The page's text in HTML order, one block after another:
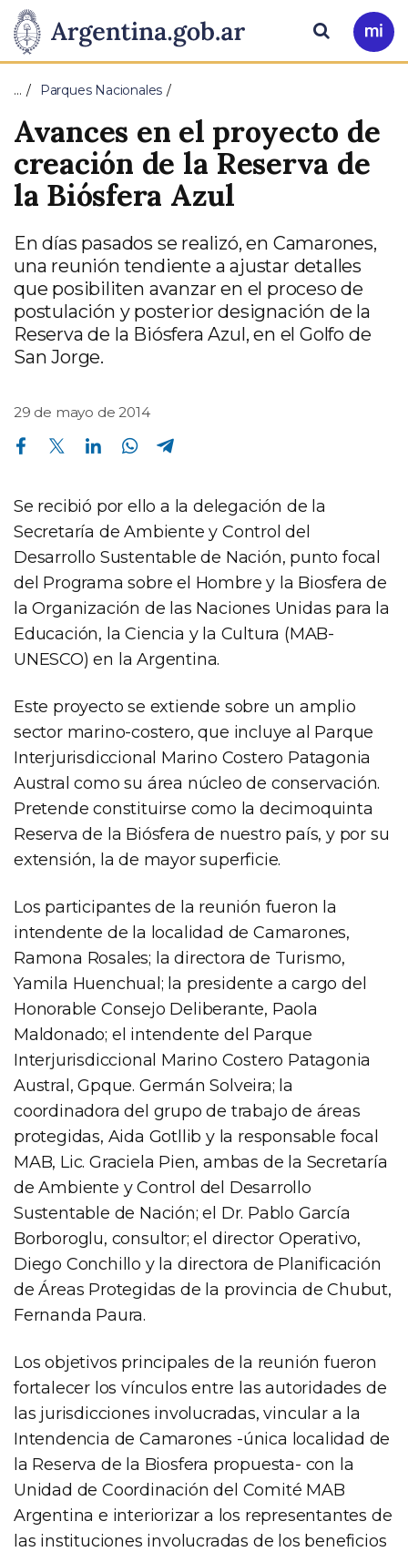
Presidencia
de
Nación
Pasar al contenido principal
Ir
a
Buscar
… Parques Nacionales
Avances en el proyecto de
creación de la Reserva de
la Biósfera Azul
En días pasados se realizó, en Camarones,
una reunión tendiente a ajustar detalles
que posibiliten avanzar en el proceso de
postulación y posterior designación de la
Reserva de la Biósfera Azul, en el Golfo de
San Jorge.
29 de mayo de 2014
Compartir en Facebook Compartir en Twitter Compartir en Linkedin Compartir en Whatsapp
Se recibió por ello a la delegación de la
Secretaría de Ambiente y Control del
Desarrollo Sustentable de Nación, punto focal
del Programa sobre el Hombre y la Biosfera de
la Organización de las Naciones Unidas para la
Educación, la Ciencia y la Cultura (MAB-
UNESCO) en la Argentina.
Este proyecto se extiende sobre un amplio
sector marino-costero, que incluye al Parque
Interjurisdiccional Marino Costero Patagonia
Austral como su área núcleo de conservación.
Pretende constituirse como la decimoquinta
Reserva de la Biósfera de nuestro país, y por su
extensión, la de mayor superficie.
Los participantes de la reunión fueron la
intendente de la localidad de Camarones,
Ramona Rosales; la directora de Turismo,
Yamila Huenchual; la presidente a cargo del
Honorable Consejo Deliberante, Paola
Maldonado; el intendente del Parque
Interjurisdiccional Marino Costero Patagonia
Austral, Gpque. Germán Solveira; la
coordinadora del grupo de trabajo de áreas
protegidas, Aida Gotllib y la responsable focal
MAB, Lic. Graciela Pien, ambas de la Secretaría
de Ambiente y Control del Desarrollo
Sustentable de Nación; el Dr. Pablo García
Borboroglu, consultor; el director Operativo,
Diego Conchillo y la directora de Planificación
de Áreas Protegidas de la provincia de Chubut,
Fernanda Paura.
Los objetivos principales de la reunión fueron
fortalecer los vínculos entre las autoridades de
las jurisdicciones involucradas, vincular a la
Intendencia de Camarones -única localidad de
la Reserva de la Biosfera propuesta- con la
Unidad de Coordinación del Comité MAB
Argentina e interiorizar a los representantes de
las instituciones involucradas de los beneficios